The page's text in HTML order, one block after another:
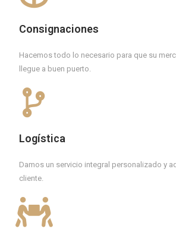
Consignaciones
Hacemos todo lo necesario para que su
llegue a buen puerto.
Logística
Damos un servicio integral personalizado y
cliente.